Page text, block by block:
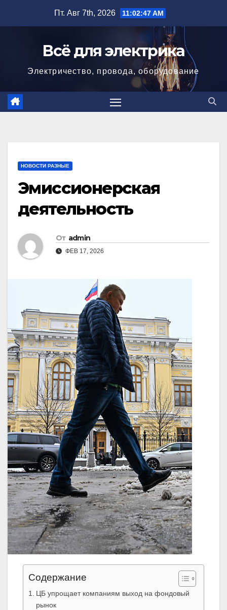
Пт. Авг 7th, 2026 11:02:48 AM
Всё для электрика
Электричество, провода, оборудование
НОВОСТИ РАЗНЫЕ
Эмиссионерская
деятельность
От admin
ФЕВ 17, 2026
Содержание
ЦБ упрощает компаниям выход на фондовый
рынок